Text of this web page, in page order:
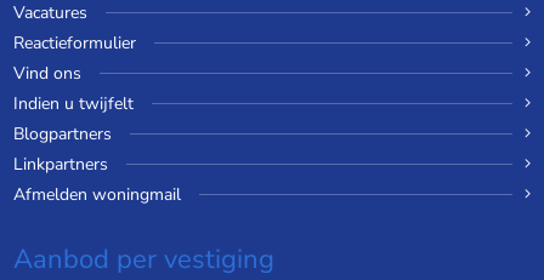
Vacatures
Reactieformulier
Vind ons
Indien u twijfelt
Blogpartners
Linkpartners
Afmelden woningmail
Aanbod per vestiging